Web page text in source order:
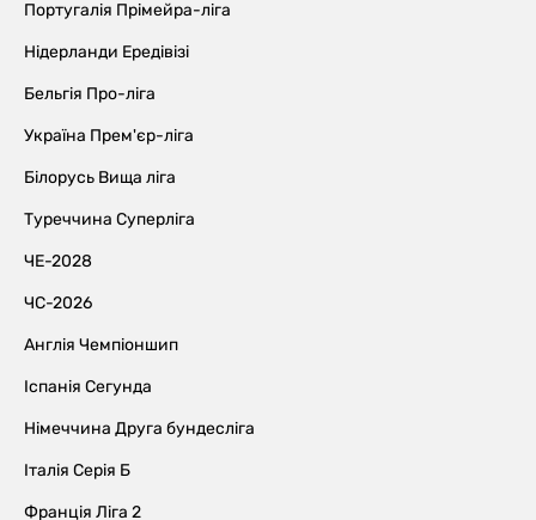
Португалія Прімейра-ліга
Нідерланди Ередівізі
Бельгія Про-ліга
Україна Прем'єр-ліга
Білорусь Вища ліга
Туреччина Суперліга
ЧЕ-2028
ЧС-2026
Англія Чемпіоншип
Іспанія Сегунда
Німеччина Друга бундесліга
Італія Серія Б
Франція Ліга 2